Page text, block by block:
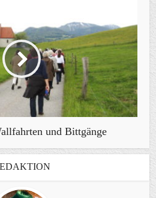
und Bittgänge